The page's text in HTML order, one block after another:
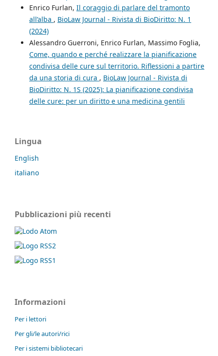
Enrico Furlan, Il coraggio di parlare del tramonto
all’alba , BioLaw Journal - Rivista di BioDiritto: N. 1
(2024)
Alessandro Guerroni, Enrico Furlan, Massimo Foglia,
Come, quando e perché realizzare la pianificazione
condivisa delle cure sul territorio. Riflessioni a partire
da una storia di cura , BioLaw Journal - Rivista di
BioDiritto: N. 1S (2025): La pianificazione condivisa
delle cure: per un diritto e una medicina gentili
Lingua
English
italiano
Pubblicazioni più recenti
Informazioni
Per i lettori
Per gli/le autori/rici
Per i sistemi bibliotecari